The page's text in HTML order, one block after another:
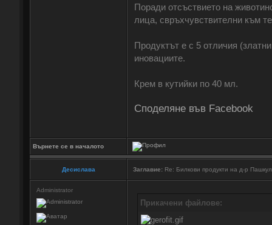
Поради отсъствието на
лица, свръхчувствителни към
Продуктът е с 5 отличия
иновациите.
Крем в кутийки по 40 мл.
Споделяне във Facebook
Върнете се в началото
Десислава Заглавие: Re: Билкови продукти на д-р
Administrator
Прикачени файлове: